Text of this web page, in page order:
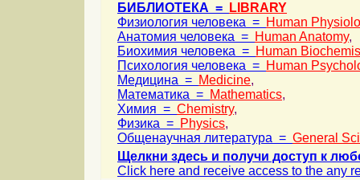
БИБЛИОТЕКА =
LIBRARY
Физиология человека = Human
Анатомия человека = Human Anatomy,
Биохимия человека = Human
Психология человека = Human
Медицина = Medicine,
Математика = Mathematics,
Химия = Chemistry,
Физика = Physics,
Общенаучная литература = General
Щелкни здесь и получи доступ к
Click here and receive access to the any